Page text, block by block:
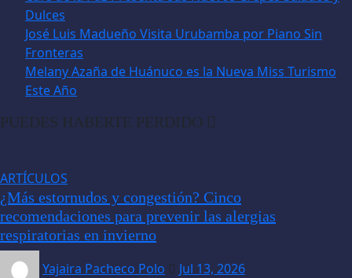
Dulces
José Luis Madueño Visita Urubamba por Piano Sin
Fronteras
Melany Azaña de Huánuco es la Nueva Miss Turismo
Este Año
PUEDES HABERTE PERDIDO
ARTÍCULOS
¿Más estornudos y congestión? Cinco
recomendaciones para prevenir las alergias
respiratorias en invierno
Yajaira Pacheco Polo
Jul 13, 2026